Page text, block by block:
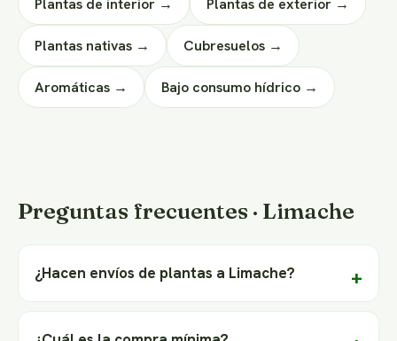
Plantas de interior → Plantas de exterior →
Plantas nativas → Cubresuelos →
Aromáticas → Bajo consumo hídrico →
Preguntas frecuentes · Limache
¿Hacen envíos de plantas a Limache?